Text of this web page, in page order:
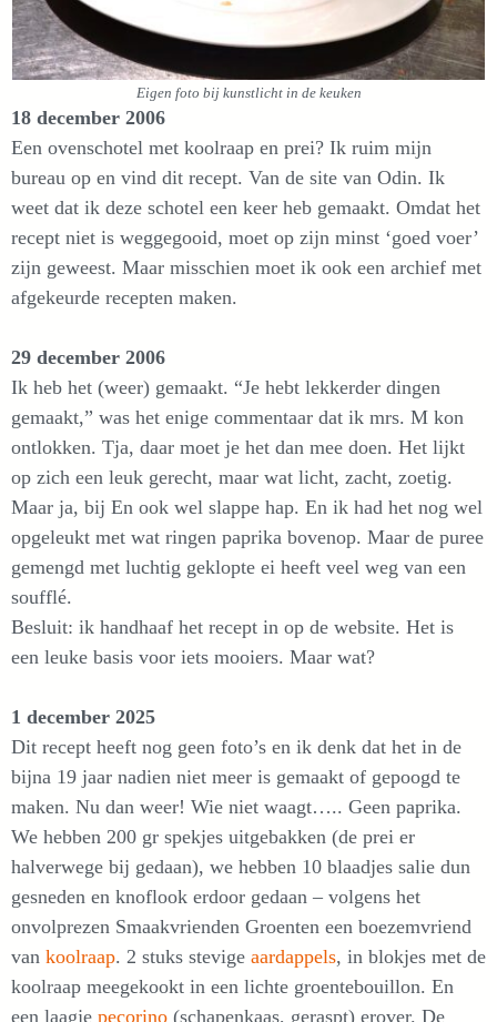
Eigen foto bij kunstlicht in de keuken
18 december 2006
Een ovenschotel met koolraap en prei? Ik ruim mijn
bureau op en vind dit recept. Van de site van Odin. Ik
weet dat ik deze schotel een keer heb gemaakt. Omdat het
recept niet is weggegooid, moet op zijn minst ‘goed voer’
zijn geweest. Maar misschien moet ik ook een archief met
afgekeurde recepten maken.
29 december 2006
Ik heb het (weer) gemaakt. “Je hebt lekkerder dingen
gemaakt,” was het enige commentaar dat ik mrs. M kon
ontlokken. Tja, daar moet je het dan mee doen. Het lijkt
op zich een leuk gerecht, maar wat licht, zacht, zoetig.
Maar ja, bij En ook wel slappe hap. En ik had het nog wel
opgeleukt met wat ringen paprika bovenop. Maar de puree
gemengd met luchtig geklopte ei heeft veel weg van een
soufflé.
Besluit: ik handhaaf het recept in op de website. Het is
een leuke basis voor iets mooiers. Maar wat?
1 december 2025
Dit recept heeft nog geen foto’s en ik denk dat het in de
bijna 19 jaar nadien niet meer is gemaakt of gepoogd te
maken. Nu dan weer! Wie niet waagt….. Geen paprika.
We hebben 200 gr spekjes uitgebakken (de prei er
halverwege bij gedaan), we hebben 10 blaadjes salie dun
gesneden en knoflook erdoor gedaan – volgens het
onvolprezen Smaakvrienden Groenten een boezemvriend
van koolraap. 2 stuks stevige aardappels, in blokjes met de
koolraap meegekookt in een lichte groentebouillon. En
een laagje pecorino (schapenkaas, geraspt) erover. De